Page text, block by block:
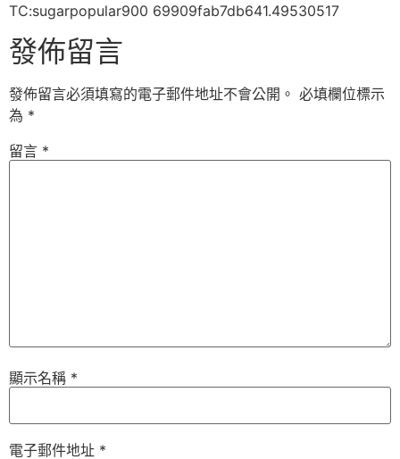
TC:sugarpopular900 69909fab7db641.49530517
發佈留言
發佈留言必須填寫的電子郵件地址不會公開。 必填欄位標示
為 *
留言 *
顯示名稱 *
電子郵件地址 *